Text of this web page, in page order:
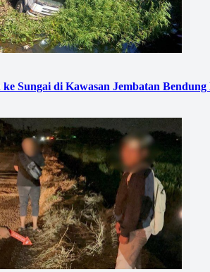
Sungai di Kawasan Jembatan